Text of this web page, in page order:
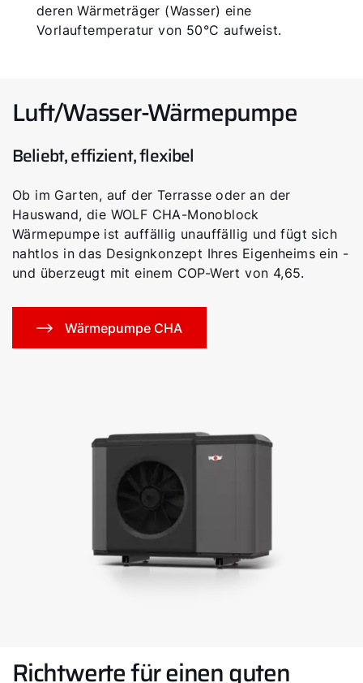
deren Wärmeträger (Wasser) eine
Vorlauftemperatur von 50°C aufweist.
Luft/Wasser-Wärmepumpe
Beliebt, effizient, flexibel
Ob im Garten, auf der Terrasse oder an der
Hauswand, die WOLF CHA-Monoblock
Wärmepumpe ist auffällig unauffällig und fügt sich
nahtlos in das Designkonzept Ihres Eigenheims ein -
und überzeugt mit einem COP-Wert von 4,65.
Wärmepumpe CHA
Richtwerte für einen guten